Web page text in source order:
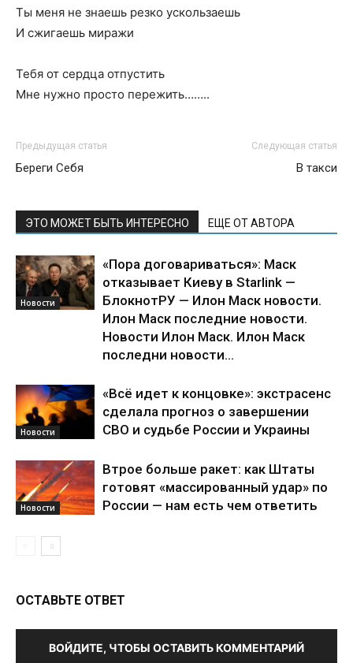
Ты меня не знаешь резко ускользаешь
И сжигаешь миражи
Тебя от сердца отпустить
Мне нужно просто пережить……..
Предыдущая статья
Береги Себя
Следующая статья
В такси
ЭТО МОЖЕТ БЫТЬ ИНТЕРЕСНО ЕЩЕ ОТ АВТОРА
Новости
«Пора договариваться»: Маск
отказывает Киеву в Starlink —
БлокнотРУ — Илон Маск новости.
Илон Маск последние новости.
Новости Илон Маск. Илон Маск
последни новости...
Новости
«Всё идет к концовке»: экстрасенс
сделала прогноз о завершении
СВО и судьбе России и Украины
Новости
Втрое больше ракет: как Штаты
готовят «массированный удар» по
России — нам есть чем ответить
ОСТАВЬТЕ ОТВЕТ
ВОЙДИТЕ, ЧТОБЫ ОСТАВИТЬ КОММЕНТАРИЙ